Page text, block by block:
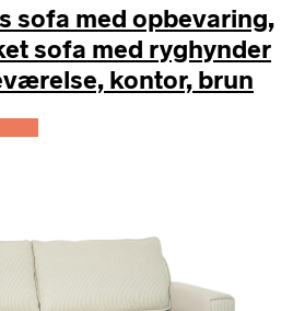
sofa med opbevaring,
sofa med ryghynder
kontor, brun